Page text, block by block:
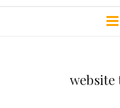
website